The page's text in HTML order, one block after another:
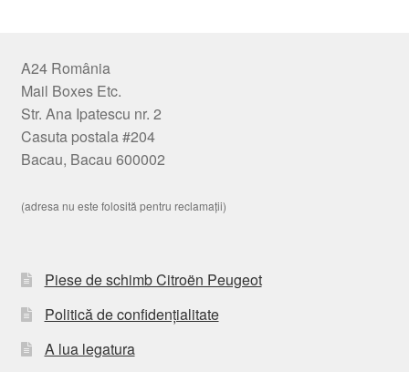
A24 România
Mail Boxes Etc.
Str. Ana Ipatescu nr. 2
Casuta postala #204
Bacau, Bacau 600002
(adresa nu este folosită pentru reclamații)
Piese de schimb Citroën Peugeot
Politică de confidențialitate
A lua legatura